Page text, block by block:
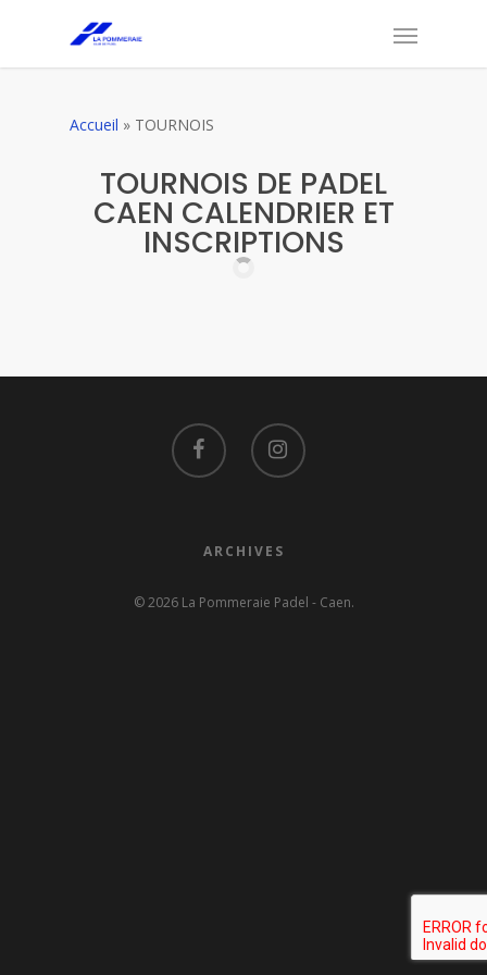
Accueil » TOURNOIS
TOURNOIS DE PADEL
CAEN CALENDRIER ET
INSCRIPTIONS
ARCHIVES
© 2026 La Pommeraie Padel - Caen.